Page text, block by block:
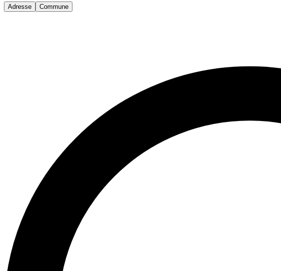
Adresse Commune